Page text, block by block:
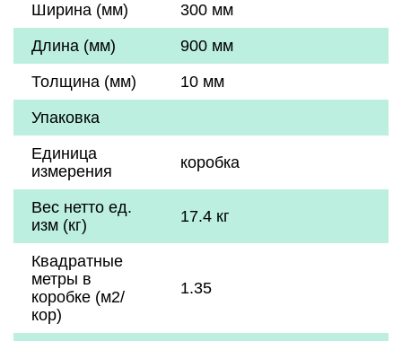
Ширина (мм)
300 мм
Длина (мм)
900 мм
Толщина (мм)
10 мм
Упаковка
Единица
измерения
коробка
Вес нетто ед.
изм (кг)
17.4 кг
Квадратные
метры в
коробке (м2/
кор)
1.35